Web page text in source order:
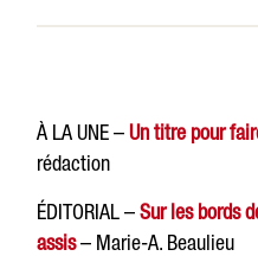
À LA UNE –Un titre pour
rédaction
ÉDITORIAL –Sur les bords
assis– Marie-A. Beaulieu